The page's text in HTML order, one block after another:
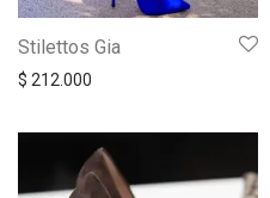
Stilettos Gia
$ 212.000